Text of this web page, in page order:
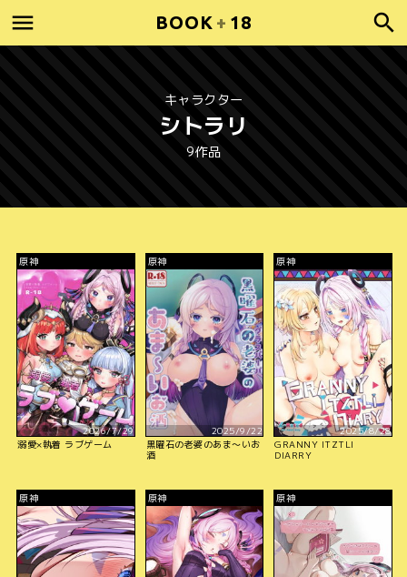
BOOK + 18
キャラクター
シトラリ
9作品
原神
2026/7/29
溺愛×執着 ラブゲーム
原神
2025/9/22
黒曜石の老婆のあま～いお
酒
原神
2025/8/28
GRANNY ITZTLI
DIARRY
原神 原神 原神